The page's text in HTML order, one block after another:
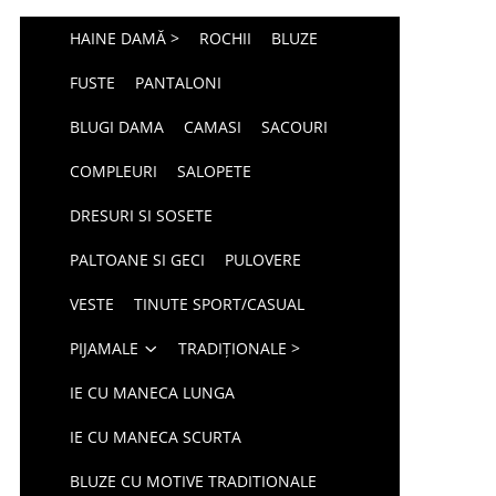
HAINE DAMĂ > ROCHII BLUZE
FUSTE PANTALONI
BLUGI DAMA CAMASI SACOURI
COMPLEURI SALOPETE
DRESURI SI SOSETE
PALTOANE SI GECI PULOVERE
VESTE TINUTE SPORT/CASUAL
PIJAMALE TRADIȚIONALE >
IE CU MANECA LUNGA
IE CU MANECA SCURTA
BLUZE CU MOTIVE TRADITIONALE